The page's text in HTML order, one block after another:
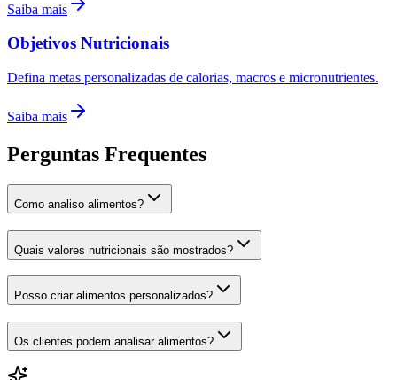
Saiba mais
Objetivos Nutricionais
Defina metas personalizadas de calorias, macros e micronutrientes.
Saiba mais
Perguntas Frequentes
Como analiso alimentos?
Quais valores nutricionais são mostrados?
Posso criar alimentos personalizados?
Os clientes podem analisar alimentos?